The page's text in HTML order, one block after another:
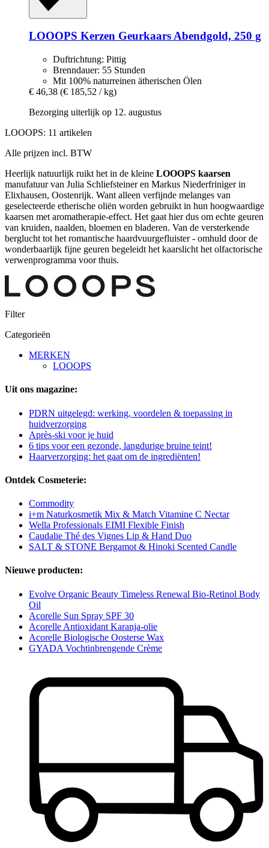
LOOOPS Kerzen Geurkaars Abendgold, 250 g
Duftrichtung: Pittig
Brenndauer: 55 Stunden
Mit 100% naturreinen ätherischen Ölen
€ 46,38 (€ 185,52 / kg)
Bezorging uiterlijk op 12. augustus
LOOOPS: 11 artikelen
Alle prijzen incl. BTW
Heerlijk natuurlijk ruikt het in de kleine LOOOPS kaarsen
manufatuur van Julia Schliefsteiner en Markus Niederfriniger in
Elixhausen, Oostenrijk. Want alleen verfijnde melanges van
geselecteerde etherische oliën worden gebruikt in hun hoogwaardige
kaarsen met aromatherapie-effect. Het gaat hier dus om echte geuren
van kruiden, naalden, bloemen en bladeren. Van de versterkende
berglucht tot het romantische haardvuurgefluister - omhuld door de
wonderbaarlijk fijne geuren begeleidt het kaarslicht het olfactorische
verwenprogramma voor thuis.
Filter
Categorieën
MERKEN
LOOOPS
Uit ons magazine:
PDRN uitgelegd: werking, voordelen & toepassing in
huidverzorging
Après-ski voor je huid
6 tips voor een gezonde, langdurige bruine teint!
Haarverzorging: het gaat om de ingrediënten!
Ontdek Cosmeterie:
Commodity
i+m Naturkosmetik Mix & Match Vitamine C Nectar
Wella Professionals EIMI Flexible Finish
Caudalie Thé des Vignes Lip & Hand Duo
SALT & STONE Bergamot & Hinoki Scented Candle
Nieuwe producten:
Evolve Organic Beauty Timeless Renewal Bio-Retinol Body
Oil
Acorelle Sun Spray SPF 30
Acorelle Antioxidant Karanja-olie
Acorelle Biologische Oosterse Wax
GYADA Vochtinbrengende Crème